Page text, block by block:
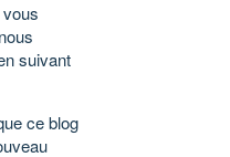
suivant
ce blog